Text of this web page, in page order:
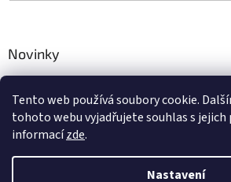
Tento web používá soubory cookie.
tohoto webu vyjadřujete souhlas s jejich
informacízde.
Nastavení
Novinky
zahradu, chov i domácnost